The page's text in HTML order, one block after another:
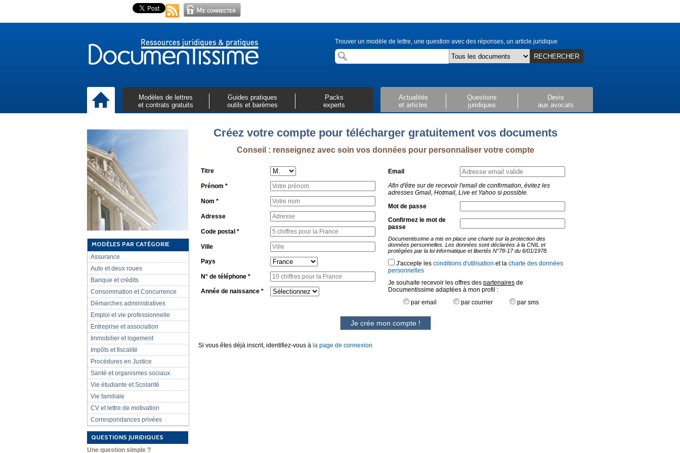
Trouver un modèle de lettre, une question avec des réponses, un article juridique
RECHERCHER
Modèles de lettres
et contrats gratuits
Guides pratiques
outils et barèmes
Packs
experts
Actualités
et articles
Questions
juridiques
Devis
aux avocats
MODÈLES PAR CATÉGORIE
Assurance
Auto et deux roues
Banque et crédits
Consommation et Concurrence
Démarches administratives
Emploi et vie professionnelle
Entreprise et association
Immobilier et logement
Impôts et fiscalité
Procédures en Justice
Santé et organismes sociaux
Vie étudiante et Scolarité
Vie familiale
CV et lettre de motivation
Correspondances privées
QUESTIONS JURIDIQUES
Une question simple ?
Créez votre compte pour télécharger gratuitement vos documents
Conseil : renseignez avec soin vos données pour personnaliser votre compte
Titre
Prénom *
Nom *
Adresse
Code postal *
Ville
Pays
N° de téléphone *
Année de naissance *
Email
Afin d'être sur de recevoir l'email de confirmation, évitez les
adresses Gmail, Hotmail, Live et Yahoo si possible.
Mot de passe
Confirmez le mot de
passe
Documentissime a mis en place une charte sur la protection des
données personnelles. Les données sont déclarées à la CNIL et
protégées par la loi informatique et libertés N°78-17 du 6/01/1978.
J'accepte les conditions d'utilisation et la charte des données
personnelles
Je souhaite recevoir les offres des partenaires de
Documentissime adaptées à mon profil :
par email
par courrier par sms
Je crée mon compte !
Si vous êtes déjà inscrit, identifiez-vous à la page de connexion